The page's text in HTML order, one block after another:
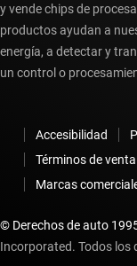
y vende chips de
productos ayudan a
energía, a detectar y
un control o
Accesibilidad
Términos de venta
Marcas
© Derechos de auto
Incorporated. Todos los